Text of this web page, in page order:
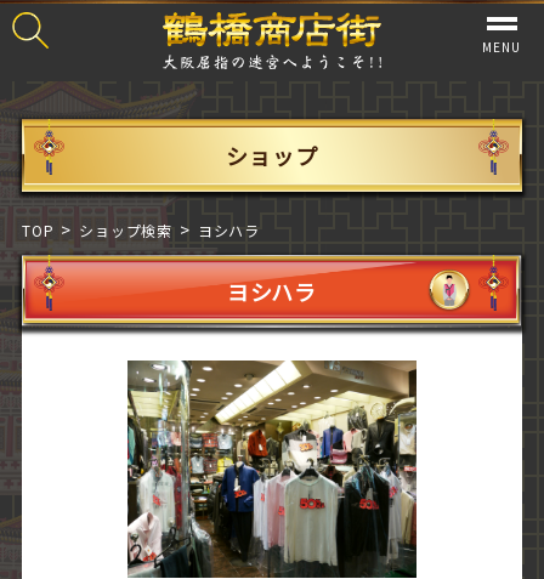
MENU
ショップ
TOP ショップ検索 ヨシハラ
ヨシハラ